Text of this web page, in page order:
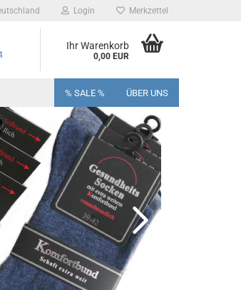
Login Merkzettel
Ihr Warenkorb
0,00 EUR
% SALE % ÜBER UNS